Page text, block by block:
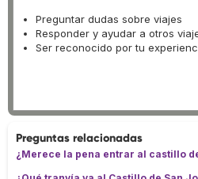
Preguntar dudas sobre viajes
Responder y ayudar a otros
Ser reconocido por tu
Preguntas relacionadas
¿Merece la pena entrar al castillo